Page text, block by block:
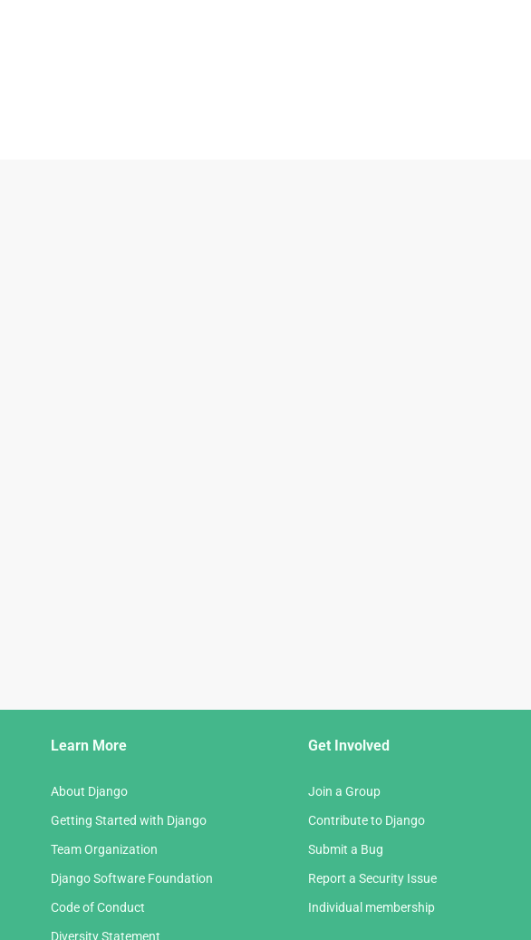
Learn More
About Django
Getting Started with Django
Team Organization
Django Software Foundation
Code of Conduct
Diversity Statement
Get Involved
Join a Group
Contribute to Django
Submit a Bug
Report a Security Issue
Individual membership